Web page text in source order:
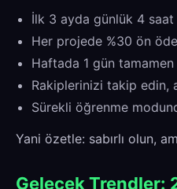
İlk 3 ayda günlük 4 saat
Her projede %30 ön
Haftada 1 gün tamamen
Rakiplerinizi takip edin,
Sürekli öğrenme
Yani özetle: sabırlı olun,
Gelecek Trendler: